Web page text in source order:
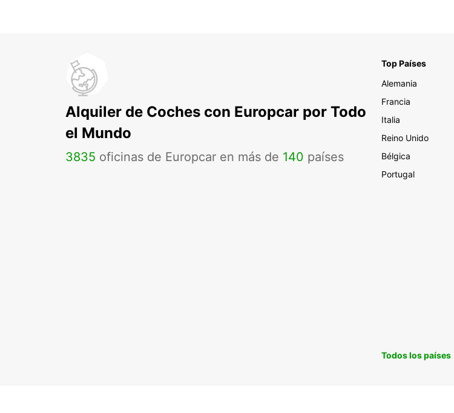
Alquiler de Coches con Europcar por Todo
el Mundo
3835 oficinas de Europcar en más de 140 países
Top Países
Alemania
Francia
Italia
Reino Unido
Bélgica
Portugal
Todos los países